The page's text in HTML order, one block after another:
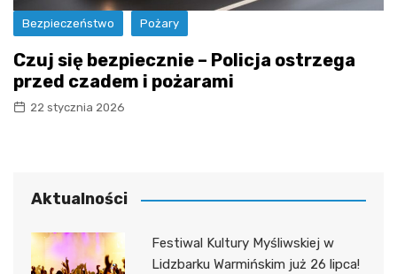
Bezpieczeństwo Pożary
Czuj się bezpiecznie – Policja ostrzega
przed czadem i pożarami
22 stycznia 2026
Aktualności
Festiwal Kultury Myśliwskiej w
Lidzbarku Warmińskim już 26 lipca!